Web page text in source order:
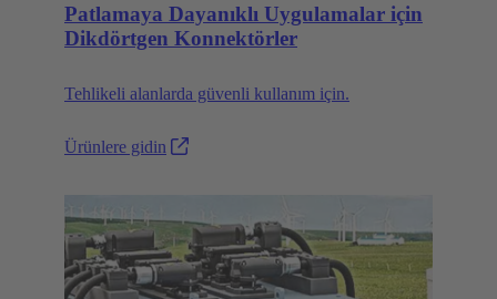
Patlamaya Dayanıklı Uygulamalar için
Dikdörtgen Konnektörler
Tehlikeli alanlarda güvenli kullanım için.
Ürünlere gidin